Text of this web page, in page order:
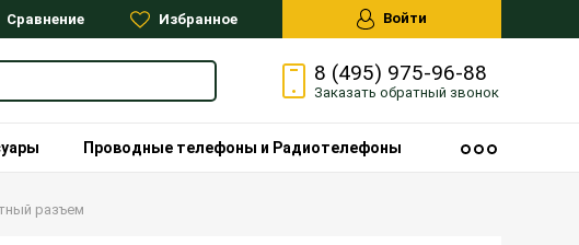
Сравнение Избранное Войти
8 (495) 975-96-88
Заказать обратный звонок
Проводные телефоны и Радиотелефоны
разъем